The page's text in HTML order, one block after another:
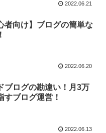
2022.06.21
者向け】ブログの簡単な
2022.06.20
ブログの勘違い！月3万
すブログ運営！
2022.06.13